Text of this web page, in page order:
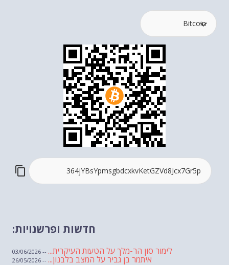
חדשות ופרשנויות:
לימור סון הר-מלך על הטעות העיקרית... -- 03/06/2026
איתמר בן גביר על המצב בלבנון... -- 26/05/2026